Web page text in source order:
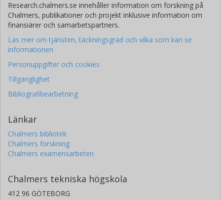
Research.chalmers.se innehåller information om forskning på
Chalmers, publikationer och projekt inklusive information om
finansiärer och samarbetspartners.
Läs mer om tjänsten, täckningsgrad och vilka som kan se
informationen
Personuppgifter och cookies
Tillgänglighet
Bibliografibearbetning
Länkar
Chalmers bibliotek
Chalmers forskning
Chalmers examensarbeten
Chalmers tekniska högskola
412 96 GÖTEBORG